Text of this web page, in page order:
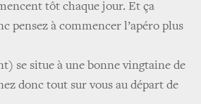
tôt chaque jour. Et ça
pensez à commencer l’apéro plus
se situe à une bonne vingtaine de
donc tout sur vous au départ de